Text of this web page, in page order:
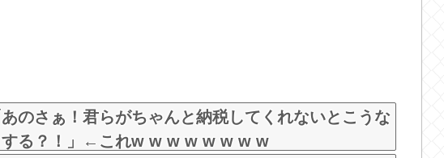
○ポ大きいね～』だったらどう思う？...
あのさぁ！君らがちゃんと納税してくれないとこうな
する？！」←これw w w w w w w w